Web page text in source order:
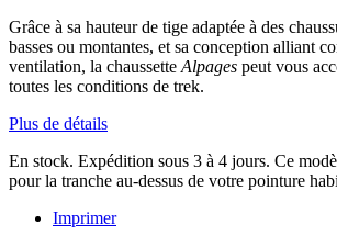
Grâce à sa hauteur de tige adaptée à des
basses ou montantes, et sa conception alliant
ventilation, la chaussette Alpages peut vous
toutes les conditions de trek.
Plus de détails
En stock. Expédition sous 3 à 4 jours. Ce
pour la tranche au-dessus de votre pointure
Imprimer